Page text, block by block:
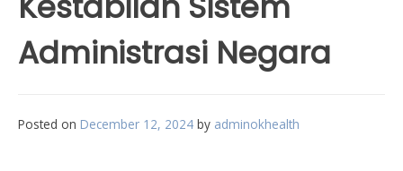
Administrasi Negara
Posted on December 12, 2024 by adminokhealth